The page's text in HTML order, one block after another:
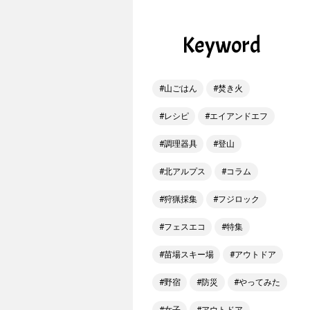
Keyword
山ごはん 焚き火
レシピ エイアンドエフ
調理器具 登山
北アルプス コラム
狩猟採集 フジロック
フェスエコ 特集
苗場スキー場 アウトドア
野宿 防災 やってみた